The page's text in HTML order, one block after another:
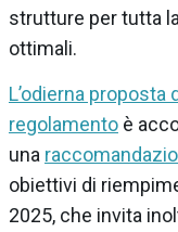
strutture per tutta
ottimali.
L’odierna proposta
regolamento è
una
obiettivi di
2025, che invita